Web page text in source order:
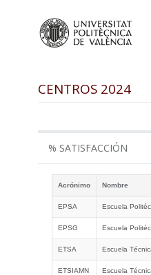
CENTROS 2024
% SATISFACCIÓN
Acrónimo Nombre
EPSA Escuela
EPSG Escuela
ETSA Escuela
ETSIAMN Escuela